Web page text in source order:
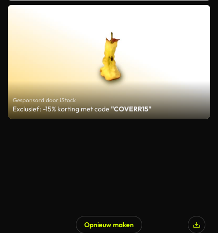
Gesponsord door iStock
Exclusief: -15% korting met code"COVERR15"
Opnieuw maken